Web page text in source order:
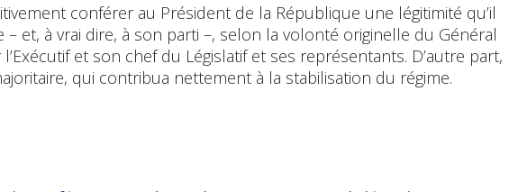
conférer au Président de la République une légitimité qu’il
– et, à vrai dire, à son parti –, selon la volonté originelle du Général
et son chef du Législatif et ses représentants. D’autre part,
qui contribua nettement à la stabilisation du régime.